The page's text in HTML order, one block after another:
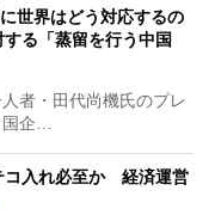
世界はどう対応するの
る「蒸留を行う中国
者・田代尚機氏のプレ
企…
コ入れ必至か 経済運営